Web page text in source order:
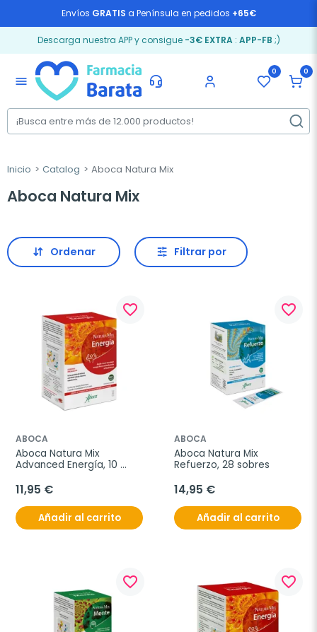
Envíos GRATIS a Península en pedidos +65€
Descarga nuestra APP y consigue -3€ EXTRA: APP-FB ;)
menu
0 0
Inicio Catalog Aboca Natura Mix
Aboca Natura Mix
Ordenar Filtrar por
favorite_border
ABOCA
Aboca Natura Mix
Advanced Energía, 10
11,95 €
Añadir al carrito
favorite_border
ABOCA
Aboca Natura Mix
Refuerzo, 28 sobres
14,95 €
Añadir al carrito
favorite_border favorite_border